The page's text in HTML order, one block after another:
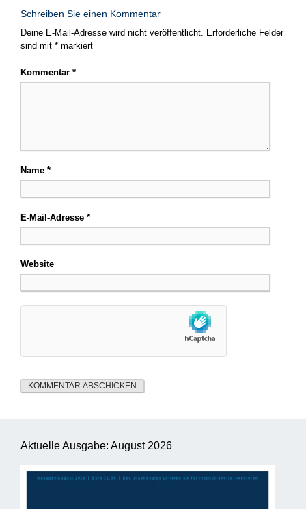
Schreiben Sie einen Kommentar
Deine E-Mail-Adresse wird nicht veröffentlicht. Erforderliche Felder
sind mit * markiert
Kommentar *
Name *
E-Mail-Adresse *
Website
Aktuelle Ausgabe: August 2026